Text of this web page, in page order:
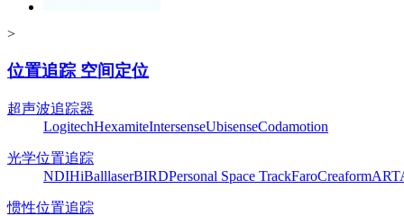
>
位置追踪 空间定位
超声波追踪器
LogitechHexamiteIntersenseUbisenseCodamotion
光学位置追踪
NDIHiBalllaserBIRDPersonal Space TrackFaroCreaformART
惯性位置追踪